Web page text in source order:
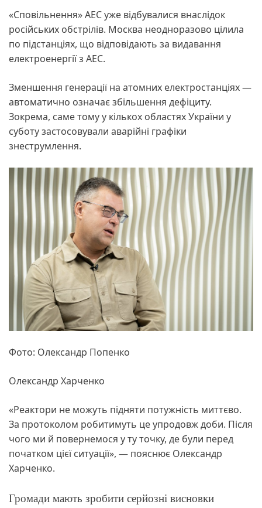
«Сповільнення» АЕС уже відбувалися внаслідок
російських обстрілів. Москва неодноразово цілила
по підстанціях, що відповідають за видавання
електроенергії з АЕС.
Зменшення генерації на атомних електростанціях —
автоматично означає збільшення дефіциту.
Зокрема, саме тому у кількох областях України у
суботу застосовували аварійні графіки
знеструмлення.
Фото: Олександр Попенко
Олександр Харченко
«Реактори не можуть підняти потужність миттєво.
За протоколом робитимуть це упродовж доби. Після
чого ми й повернемося у ту точку, де були перед
початком цієї ситуації», — пояснює Олександр
Харченко.
Громади мають зробити серйозні висновки